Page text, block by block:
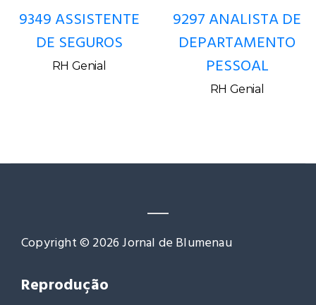
9349 ASSISTENTE
DE SEGUROS
RH Genial
9297 ANALISTA DE
DEPARTAMENTO
PESSOAL
RH Genial
Copyright © 2026 Jornal de Blumenau
Reprodução